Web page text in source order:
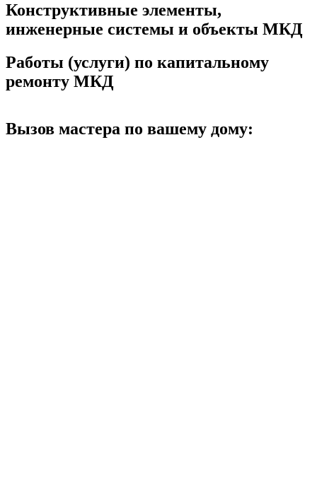
Конструктивные элементы,
инженерные системы и объекты МКД
Работы (услуги) по капитальному
ремонту МКД
Вызов мастера по вашему дому: